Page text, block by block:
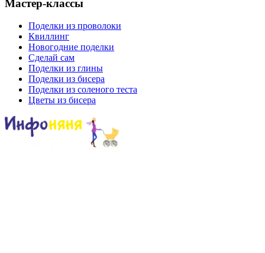
Мастер-классы
Поделки из проволоки
Квиллинг
Новогодние поделки
Сделай сам
Поделки из глины
Поделки из бисера
Поделки из соленого теста
Цветы из бисера